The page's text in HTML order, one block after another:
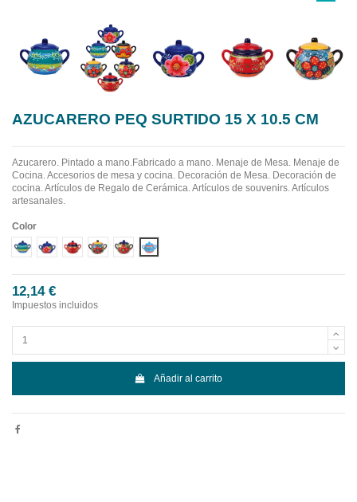
AZUCARERO PEQ SURTIDO 15 X 10.5 CM
Azucarero. Pintado a mano.Fabricado a mano. Menaje de Mesa. Menaje de
Cocina. Accesorios de mesa y cocina. Decoración de Mesa. Decoración de
cocina. Artículos de Regalo de Cerámica. Artículos de souvenirs. Artículos
artesanales.
Color
Diseño 1Diseño 2Diseño 3Diseño 4Diseño 5Diseño 6
12,14 €
Impuestos incluidos
Añadir al carrito